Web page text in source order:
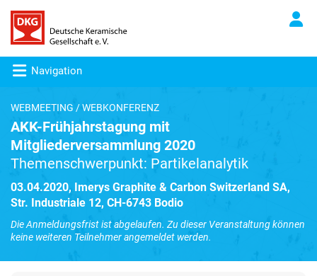
Navigation
WEBMEETING / WEBKONFERENZ
AKK-Frühjahrstagung mit
Mitgliederversammlung 2020
Themenschwerpunkt: Partikelanalytik
03.04.2020, Imerys Graphite & Carbon Switzerland SA,
Str. Industriale 12, CH-6743 Bodio
Die Anmeldungsfrist ist abgelaufen. Zu dieser Veranstaltung können
keine weiteren Teilnehmer angemeldet werden.